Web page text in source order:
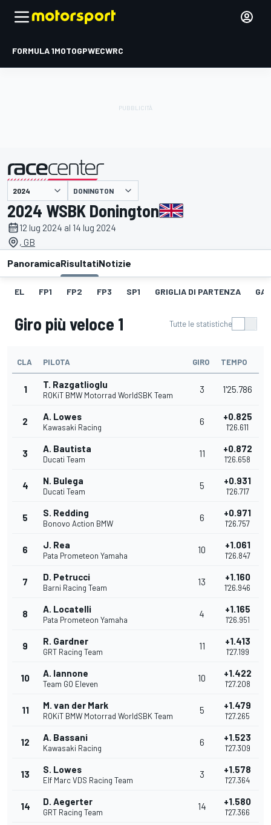
FORMULA 1MOTOGPWECWRC
presentato da DONINGTON
2024 WSBK Donington
12 lug 2024 al 14 lug 2024
, GB
PanoramicaRisultatiNotizie
EL FP1 FP2 FP3 SP1 GRIGLIA DI PARTENZA
Giro più veloce 1 Tutte le statistiche
CLA PILOTA GIRO TEMPO
1 T. Razgatlioglu
ROKiT BMW Motorrad WorldSBK Team
3 1'25.786
2 A. Lowes
Kawasaki Racing
6 +0.825
1'26.611
3 A. Bautista
Ducati Team
11 +0.872
1'26.658
4 N. Bulega
Ducati Team
5 +0.931
1'26.717
5 S. Redding
Bonovo Action BMW
6 +0.971
1'26.757
6 J. Rea
Pata Prometeon Yamaha
10 +1.061
1'26.847
7 D. Petrucci
Barni Racing Team
13 +1.160
1'26.946
8 A. Locatelli
Pata Prometeon Yamaha
4 +1.165
1'26.951
9 R. Gardner
GRT Racing Team
11 +1.413
1'27.199
10 A. Iannone
Team GO Eleven
10 +1.422
1'27.208
11 M. van der Mark
ROKiT BMW Motorrad WorldSBK Team
5 +1.479
1'27.265
12 A. Bassani
Kawasaki Racing
6 +1.523
1'27.309
13 S. Lowes
Elf Marc VDS Racing Team
3 +1.578
1'27.364
14 D. Aegerter
GRT Racing Team
14 +1.580
1'27.366